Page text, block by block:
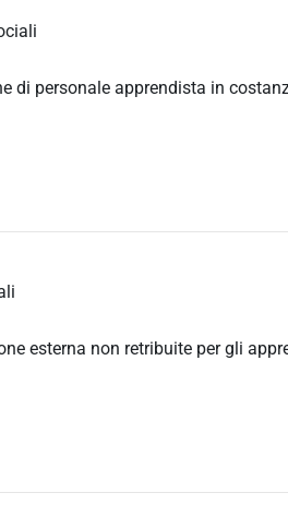
di personale apprendista in
esterna non retribuite per gli